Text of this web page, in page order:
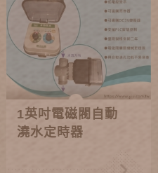
1英吋電磁閥自動
澆水定時器